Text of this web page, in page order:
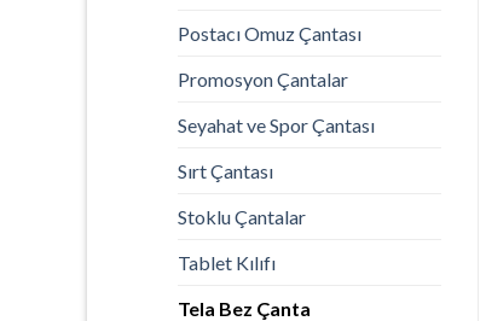
Postacı Omuz Çantası
Promosyon Çantalar
Seyahat ve Spor Çantası
Sırt Çantası
Stoklu Çantalar
Tablet Kılıfı
Tela Bez Çanta